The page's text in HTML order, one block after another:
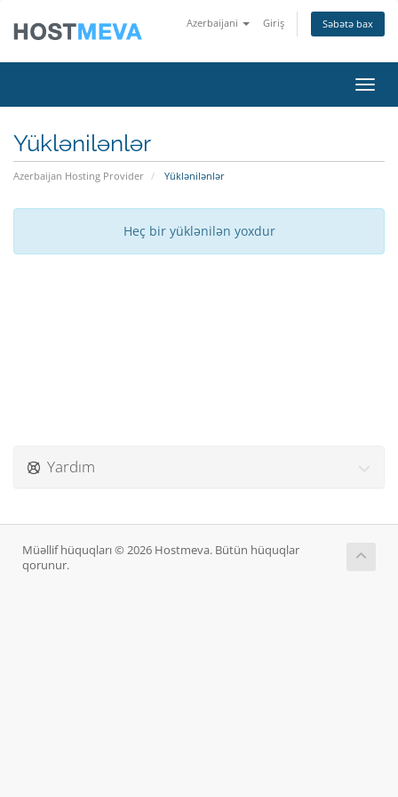
Azerbaijani Giriş Səbətə bax
Yüklənilənlər
Azerbaijan Hosting Provider Yüklənilənlər
Heç bir yüklənilən yoxdur
Yardım
Müəllif hüquqları © 2026 Hostmeva. Bütün hüquqlar
qorunur.